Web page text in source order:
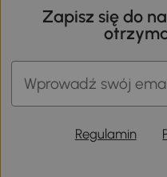
Zapisz się do
Regulamin